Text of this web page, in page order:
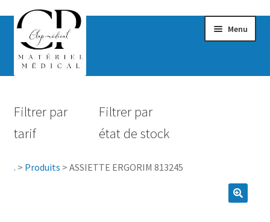
Menu
Hygiène
Filtrer par
tarif
Filtrer par
état de stock
. > Produits > ASSIETTE ERGORIM 813245